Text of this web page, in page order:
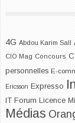
4G Abdou Karim Sall
CIO Mag Concours
personnelles E-
Ericsson Expresso
IT Forum Licence
Médias